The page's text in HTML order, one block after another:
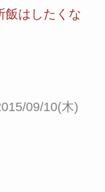
飯はしたくな
09/10(木)